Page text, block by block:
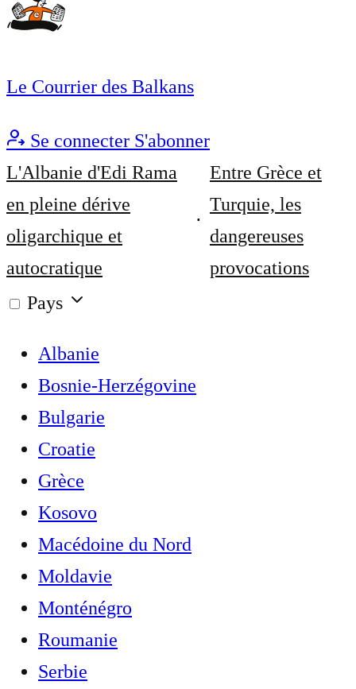
Le Courrier des Balkans
Se connecter S'abonner
L'Albanie d'Edi Rama
en pleine dérive
oligarchique et
autocratique
Entre Grèce et
Turquie, les
dangereuses
provocations
Pays
Albanie
Bosnie-Herzégovine
Bulgarie
Croatie
Grèce
Kosovo
Macédoine du Nord
Moldavie
Monténégro
Roumanie
Serbie